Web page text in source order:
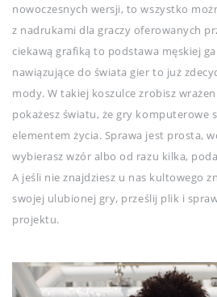
nowoczesnych wersji, to wszystko
z nadrukami dla graczy oferowanych
ciekawą grafiką to podstawa męskiej
nawiązujące do świata gier to już
mody. W takiej koszulce zrobisz
pokażesz światu, że gry komputerowe
elementem życia. Sprawa jest prosta,
wybierasz wzór albo od razu kilka,
A jeśli nie znajdziesz u nas kultowego
swojej ulubionej gry, prześlij plik i
projektu.